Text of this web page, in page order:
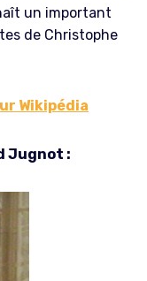
un important
de Christophe
Wikipédia
Jugnot :